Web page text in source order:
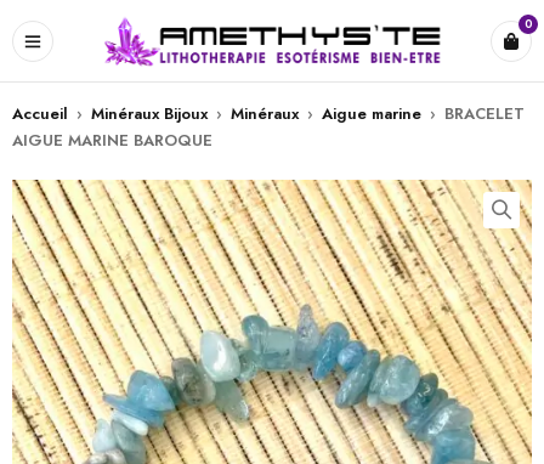
0
Accueil › Minéraux Bijoux › Minéraux › Aigue marine › BRACELET
AIGUE MARINE BAROQUE